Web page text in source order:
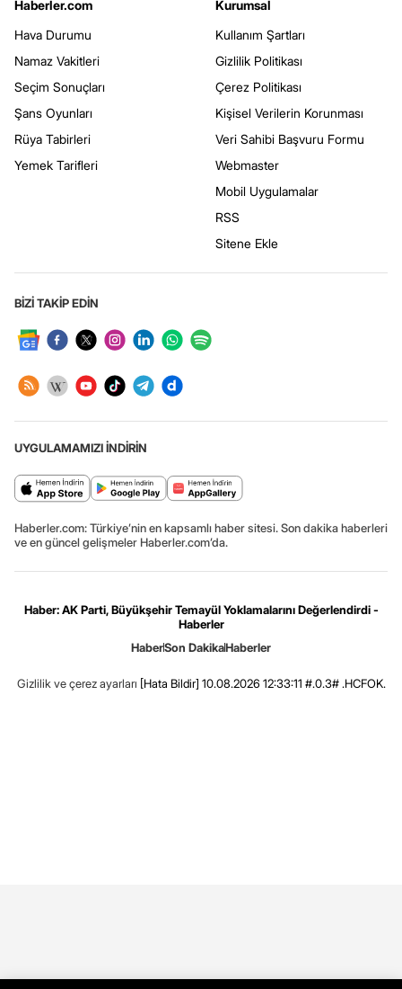
Haberler.com
Hava Durumu
Namaz Vakitleri
Seçim Sonuçları
Şans Oyunları
Rüya Tabirleri
Yemek Tarifleri
Kurumsal
Kullanım Şartları
Gizlilik Politikası
Çerez Politikası
Kişisel Verilerin Korunması
Veri Sahibi Başvuru Formu
Webmaster
Mobil Uygulamalar
RSS
Sitene Ekle
BİZİ TAKİP EDİN
UYGULAMAMIZI İNDİRİN
Haberler.com: Türkiye’nin en kapsamlı haber sitesi. Son dakika haberleri
ve en güncel gelişmeler Haberler.com’da.
Haber: AK Parti, Büyükşehir Temayül Yoklamalarını Değerlendirdi -
Haberler
HaberSon DakikaHaberler
Gizlilik ve çerez ayarları [Hata Bildir] 10.08.2026 12:33:11 #.0.3# .HCFOK.